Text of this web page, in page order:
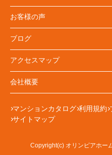
お客様の声
ブログ
アクセスマップ
会社概要
マンションカタログ 利用規約
サイトマップ
Copyright(c) オリンピアホー